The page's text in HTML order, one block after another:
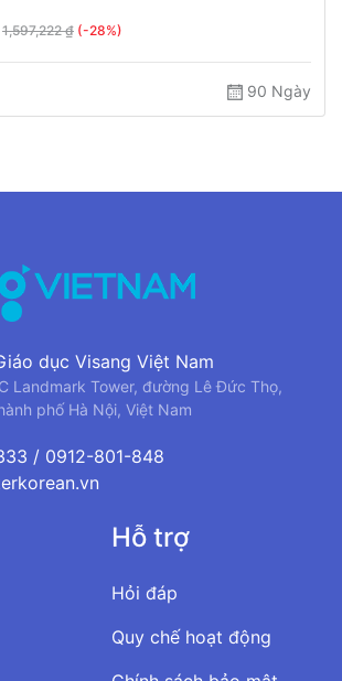
1,597,222 ₫ (-28%)
90 Ngày
dục Visang Việt Nam
Landmark Tower, đường Lê Đức Thọ,
phố Hà Nội, Việt Nam
/ 0912-801-848
Hỗ trợ
Hỏi đáp
Quy chế hoạt động